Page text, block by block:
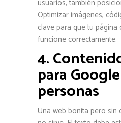
usuarios, también
Optimizar imágenes,
clave para que tu
funcione correctamente.
4.
para
personas
Una web bonita pero